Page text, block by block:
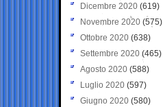
Dicembre 2020 (619)
Novembre 2020 (575)
Ottobre 2020 (638)
Settembre 2020(465)
Agosto 2020 (588)
Luglio 2020 (597)
Giugno 2020 (580)